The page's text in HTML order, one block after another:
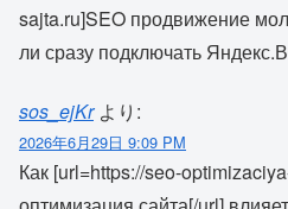
sajta.ru]SEO продвижение
ли сразу подключать
sos_ejKr より:
2026年6月29日 9:09 PM
Как [url=https://seo-